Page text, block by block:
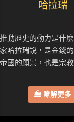
哈拉瑞
推動歷史的動力是什
家哈拉瑞說，是金錢
帝國的願景，也是宗
瞭解更多